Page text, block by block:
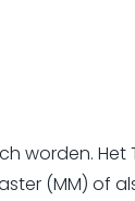
worden. Het
(MM) of